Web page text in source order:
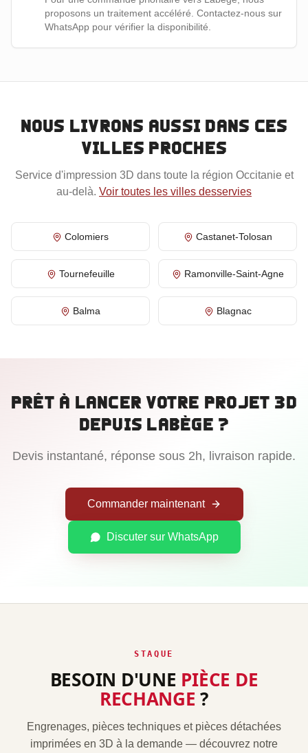
proposons un traitement accéléré. Contactez-nous sur
WhatsApp pour vérifier la disponibilité.
Nous livrons aussi dans ces
villes proches
Service d'impression 3D dans toute la région Occitanie et
au-delà. Voir toutes les villes desservies
Colomiers Castanet-Tolosan
Tournefeuille Ramonville-Saint-Agne
Balma Blagnac
Prêt à lancer votre projet 3D
depuis Labège ?
Devis instantané, réponse sous 2h, livraison rapide.
Commander maintenant
Discuter sur WhatsApp
STAQUE
BESOIN D'UNE PIÈCE DE
RECHANGE ?
Engrenages, pièces techniques et pièces détachées
imprimées en 3D à la demande — découvrez notre